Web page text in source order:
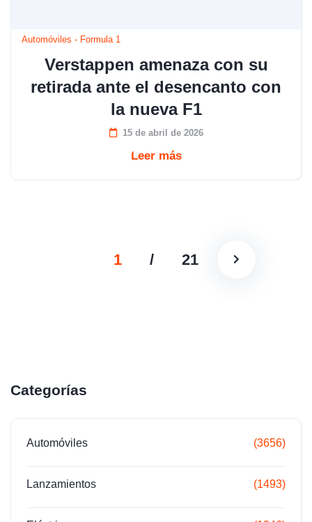
Automóviles - Formula 1
Verstappen amenaza con su
retirada ante el desencanto con
la nueva F1
15 de abril de 2026
Leer más
1 / 21
Categorías
Automóviles (3656)
Lanzamientos (1493)